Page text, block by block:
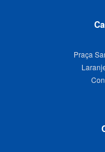
Praça